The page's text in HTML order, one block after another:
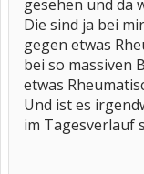
gesehen und da
Die sind ja bei
gegen etwas
bei so massiven
etwas
Und ist es
im Tagesverlauf